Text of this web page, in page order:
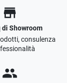
store
di Showroom
consulenza
people